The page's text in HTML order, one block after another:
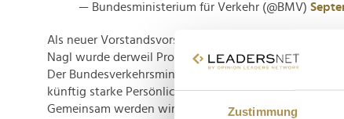
Zustimmung
— Bundesministerium für Verkehr (@BMV)
Als neuer Vorstandsvorsitzender der InfraGO AG und
Nagl wurde derweil Prof. Dr. Dirk Rompf von Patrick
Der Bundesverkehrsminister erklärt: "Mit Frau Palla
künftig starke Persönlichkeiten für Erfahrung und
Gemeinsam werden wir die Bahn Schritt für Schritt